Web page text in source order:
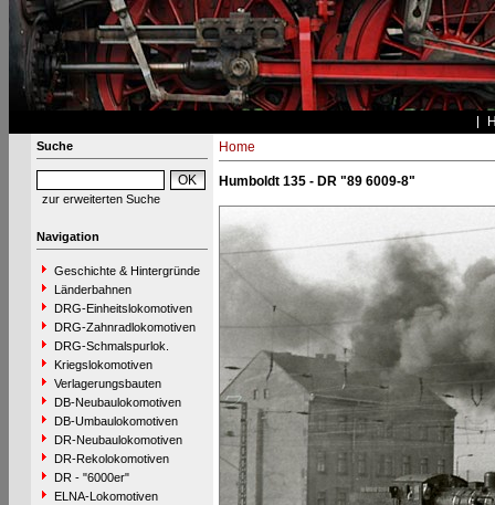
Suche
zur erweiterten Suche
Navigation
Geschichte & Hintergründe
Länderbahnen
DRG-Einheitslokomotiven
DRG-Zahnradlokomotiven
DRG-Schmalspurlok.
Kriegslokomotiven
Verlagerungsbauten
DB-Neubaulokomotiven
DB-Umbaulokomotiven
DR-Neubaulokomotiven
DR-Rekolokomotiven
DR - "6000er"
ELNA-Lokomotiven
Home
Humboldt 135 - DR "89 6009-8"